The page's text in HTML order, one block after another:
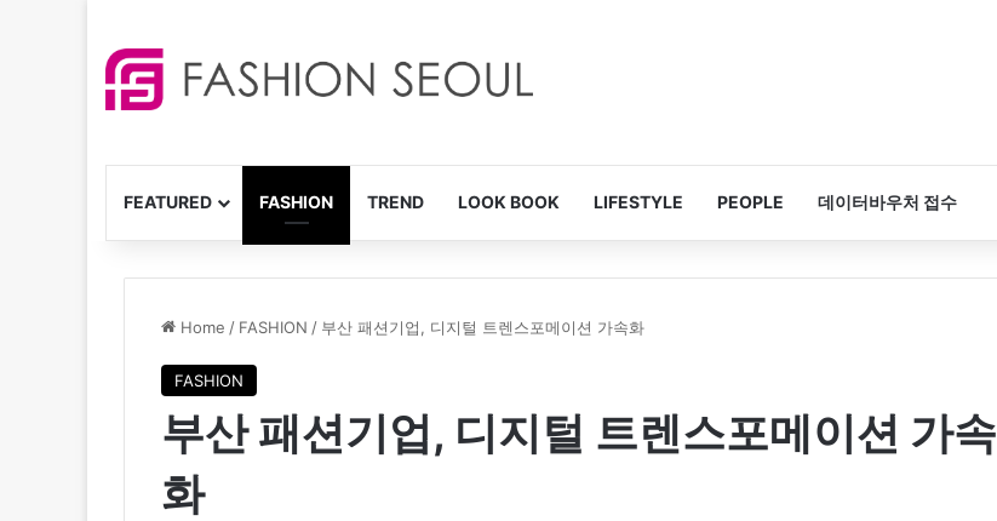
FEATURED FASHION TREND LOOK BOOK LIFESTYLE PEOPLE 데이터바우처 접수
Home / FASHION / 부산 패션기업, 디지털 트렌스포메이션 가속화
FASHION
부산 패션기업, 디지털 트렌스포메이션 가속
화